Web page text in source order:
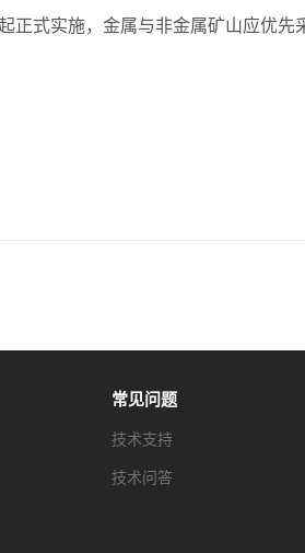
式实施，金属与非金属矿山应优先
常见问题
技术支持
技术问答